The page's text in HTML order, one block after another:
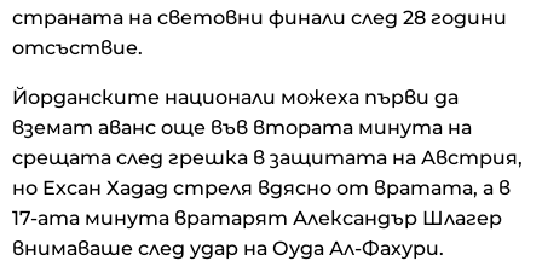
страната на световни финали след 28 години
отсъствие.
Йорданските национали можеха първи да
вземат аванс още във втората минута на
срещата след грешка в защитата на Австрия,
но Ехсан Хадад стреля вдясно от вратата, а в
17-ата минута вратарят Александър Шлагер
внимаваше след удар на Оуда Ал-Фахури.